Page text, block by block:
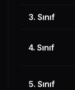
3. Sınıf
4. Sınıf
5. Sınıf